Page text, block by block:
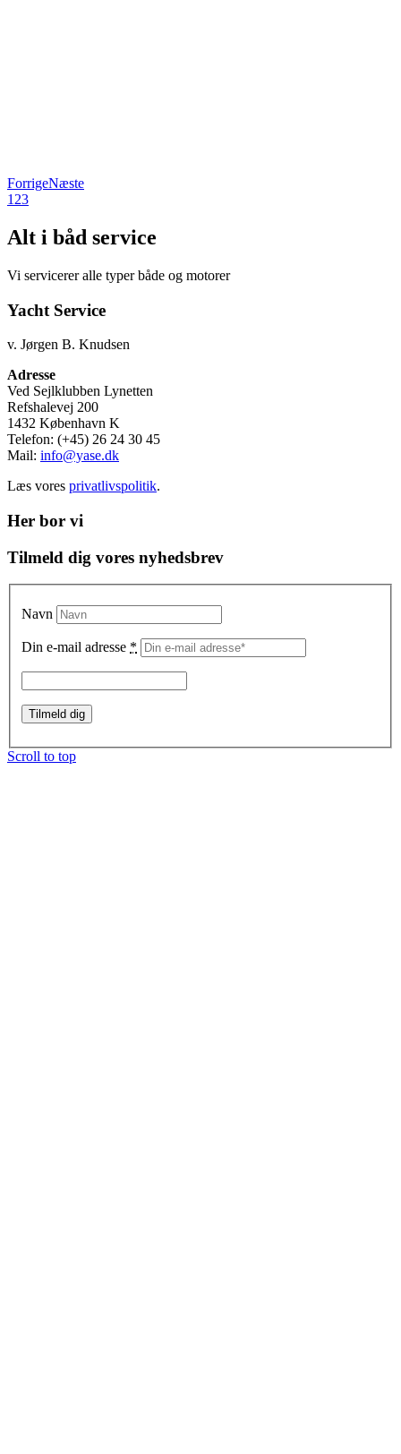
ForrigeNæste
1 23
Alt i båd service
Vi servicerer alle typer både og motorer
Yacht Service
v. Jørgen B. Knudsen
Adresse
Ved Sejlklubben Lynetten
Refshalevej 200
1432 København K
Telefon: (+45) 26 24 30 45
Mail: info@yase.dk
Læs vores privatlivspolitik.
Her bor vi
Tilmeld dig vores nyhedsbrev
Navn
Din e-mail adresse *
Scroll to top